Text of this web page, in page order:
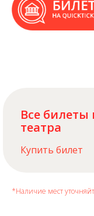
Все билеты
театра
Купить билет
*Наличие мест